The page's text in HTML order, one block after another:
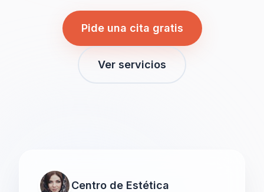
Pide una cita gratis
Ver servicios
Centro de Estética